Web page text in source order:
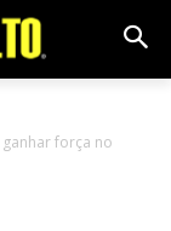
força no